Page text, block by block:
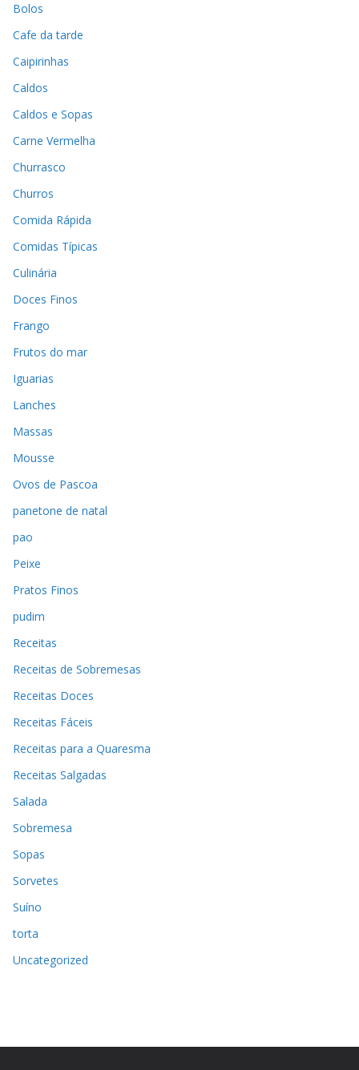
Bolos
Cafe da tarde
Caipirinhas
Caldos
Caldos e Sopas
Carne Vermelha
Churrasco
Churros
Comida Rápida
Comidas Típicas
Culinária
Doces Finos
Frango
Frutos do mar
Iguarias
Lanches
Massas
Mousse
Ovos de Pascoa
panetone de natal
pao
Peixe
Pratos Finos
pudim
Receitas
Receitas de Sobremesas
Receitas Doces
Receitas Fáceis
Receitas para a Quaresma
Receitas Salgadas
Salada
Sobremesa
Sopas
Sorvetes
Suíno
torta
Uncategorized